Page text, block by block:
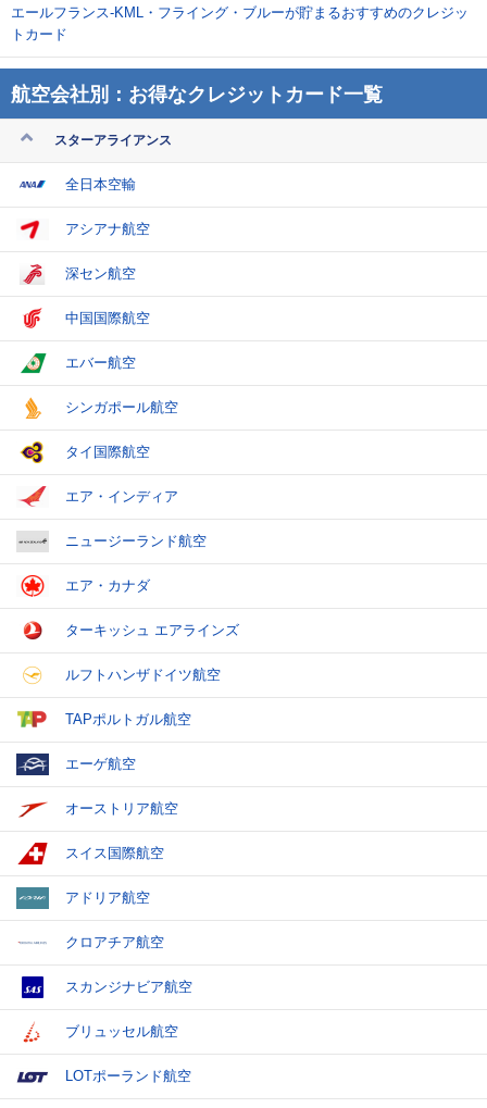
エールフランス-KML・フライング・ブルーが貯まるおすすめのクレジッ
トカード
航空会社別：お得なクレジットカード一覧
スターアライアンス
全日本空輸
アシアナ航空
深セン航空
中国国際航空
エバー航空
シンガポール航空
タイ国際航空
エア・インディア
ニュージーランド航空
エア・カナダ
ターキッシュ エアラインズ
ルフトハンザドイツ航空
TAPポルトガル航空
エーゲ航空
オーストリア航空
スイス国際航空
アドリア航空
クロアチア航空
スカンジナビア航空
ブリュッセル航空
LOTポーランド航空